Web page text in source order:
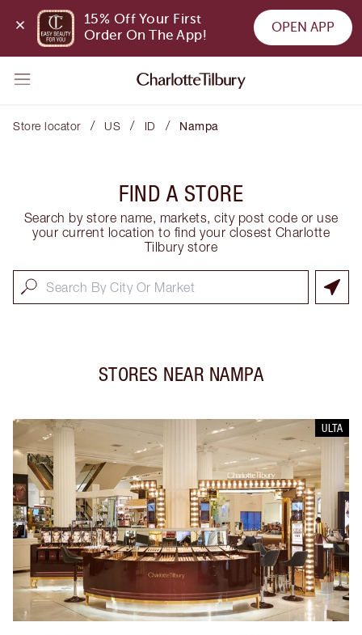
15% Off Your First
Order On The App!
OPEN APP
Store locator / US / ID / Nampa
FIND A STORE
Search by store name, markets, city post code or use
your current location to find your closest Charlotte
Tilbury store
STORES NEAR NAMPA
ULTA